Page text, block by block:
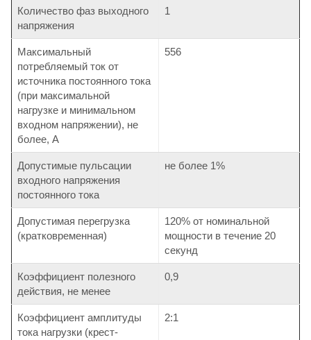
Количество фаз выходного
напряжения
1
Максимальный
потребляемый ток от
источника постоянного тока
(при максимальной
нагрузке и минимальном
входном напряжении), не
более, А
556
Допустимые пульсации
входного напряжения
постоянного тока
не более 1%
Допустимая перегрузка
(кратковременная)
120% от номинальной
мощности в течение 20
секунд
Коэффициент полезного
действия, не менее
0,9
Коэффициент амплитуды
тока нагрузки (крест-
2:1